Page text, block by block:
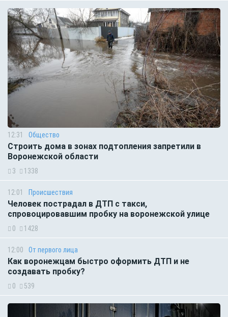
12:31 Общество
Строить дома в зонах подтопления запретили в
Воронежской области
3 1338
12:01 Происшествия
Человек пострадал в ДТП с такси,
спровоцировавшим пробку на воронежской улице
0 1428
12:00 От первого лица
Как воронежцам быстро оформить ДТП и не
создавать пробку?
0 539